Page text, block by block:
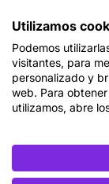
Utilizamos
Podemos
visitantes, para
personalizado y
web. Para
utilizamos, abre